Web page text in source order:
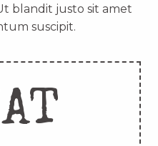
blandit justo sit amet
suscipit.